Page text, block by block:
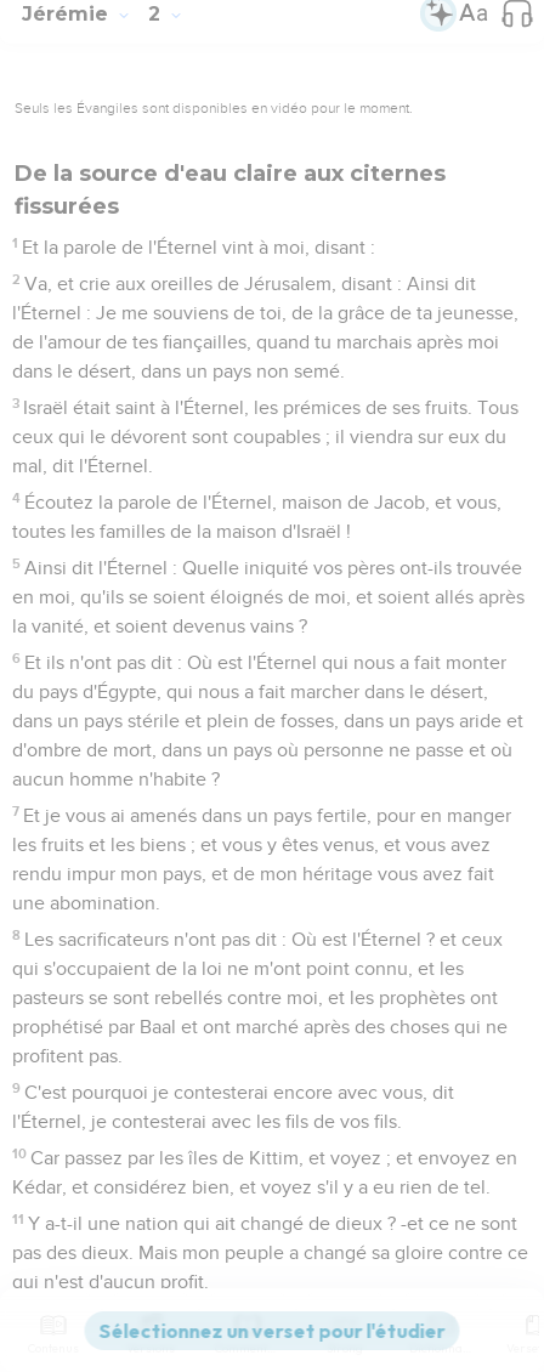
Jérémie 2
Seuls les Évangiles sont disponibles en vidéo pour le moment.
De la source d'eau claire aux citernes
fissurées
1 Et la parole de l'Éternel vint à moi, disant :
2 Va, et crie aux oreilles de Jérusalem, disant : Ainsi dit
l'Éternel : Je me souviens de toi, de la grâce de ta jeunesse,
de l'amour de tes fiançailles, quand tu marchais après moi
dans le désert, dans un pays non semé.
3 Israël était saint à l'Éternel, les prémices de ses fruits. Tous
ceux qui le dévorent sont coupables ; il viendra sur eux du
mal, dit l'Éternel.
4 Écoutez la parole de l'Éternel, maison de Jacob, et vous,
toutes les familles de la maison d'Israël !
5 Ainsi dit l'Éternel : Quelle iniquité vos pères ont-ils trouvée
en moi, qu'ils se soient éloignés de moi, et soient allés après
la vanité, et soient devenus vains ?
6 Et ils n'ont pas dit : Où est l'Éternel qui nous a fait monter
du pays d'Égypte, qui nous a fait marcher dans le désert,
dans un pays stérile et plein de fosses, dans un pays aride et
d'ombre de mort, dans un pays où personne ne passe et où
aucun homme n'habite ?
7 Et je vous ai amenés dans un pays fertile, pour en manger
les fruits et les biens ; et vous y êtes venus, et vous avez
rendu impur mon pays, et de mon héritage vous avez fait
une abomination.
8 Les sacrificateurs n'ont pas dit : Où est l'Éternel ? et ceux
qui s'occupaient de la loi ne m'ont point connu, et les
pasteurs se sont rebellés contre moi, et les prophètes ont
prophétisé par Baal et ont marché après des choses qui ne
profitent pas.
9 C'est pourquoi je contesterai encore avec vous, dit
l'Éternel, je contesterai avec les fils de vos fils.
10 Car passez par les îles de Kittim, et voyez ; et envoyez en
Kédar, et considérez bien, et voyez s'il y a eu rien de tel.
11 Y a-t-il une nation qui ait changé de dieux ? -et ce ne sont
pas des dieux. Mais mon peuple a changé sa gloire contre ce
qui n'est d'aucun profit.
Cieux, soyez étonnés de ceci, frissonnez, et soyez
extrêmement confondus, dit l'Éternel.
Versions Commentaires Strong